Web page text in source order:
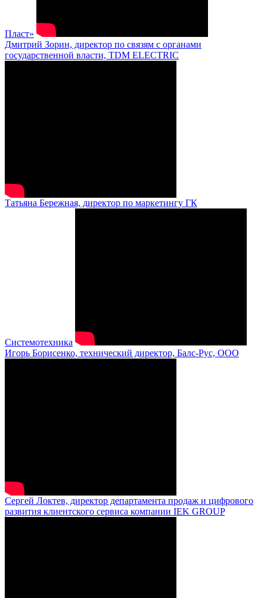
Пласт»
Дмитрий Зорин, директор по связям с органами
государственной власти, TDM ELECTRIC
Татьяна Бережная, директор по маркетингу ГК
Системотехника
Игорь Борисенко, технический директор, Балс-Рус, ООО
Сергей Локтев, директор департамента продаж и цифрового
развития клиентского сервиса компании IEK GROUP